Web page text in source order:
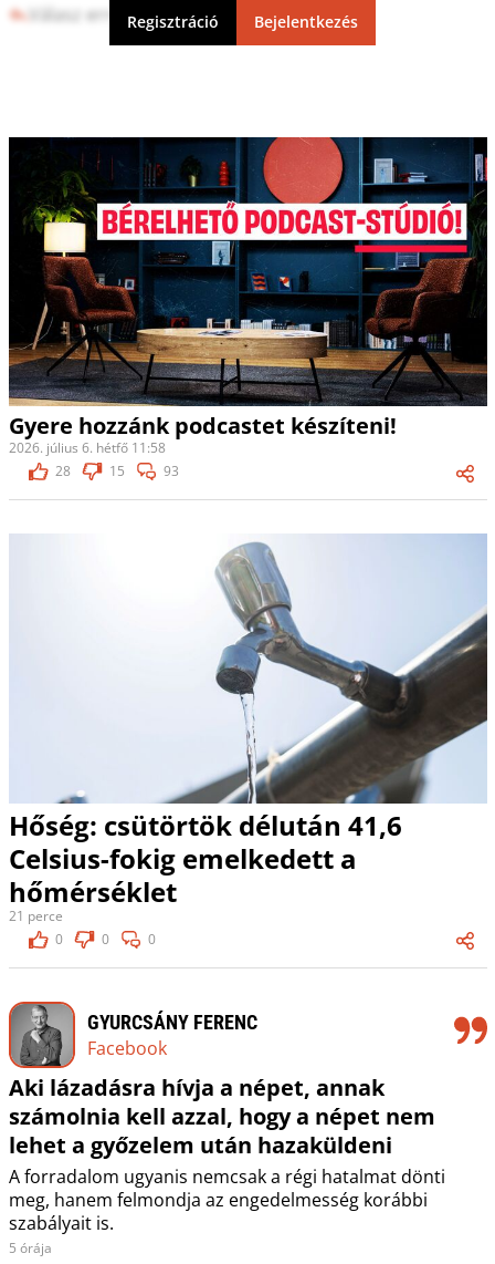
Válasz erre 3 1
Regisztráció Bejelentkezés
Gyere hozzánk podcastet készíteni!
2026. július 6. hétfő 11:58
28
15 93
Hőség: csütörtök délután 41,6
Celsius-fokig emelkedett a
hőmérséklet
21 perce
0
0 0
GYURCSÁNY FERENC
Facebook
Aki lázadásra hívja a népet, annak
számolnia kell azzal, hogy a népet nem
lehet a győzelem után hazaküldeni
A forradalom ugyanis nemcsak a régi hatalmat dönti
meg, hanem felmondja az engedelmesség korábbi
szabályait is.
5 órája